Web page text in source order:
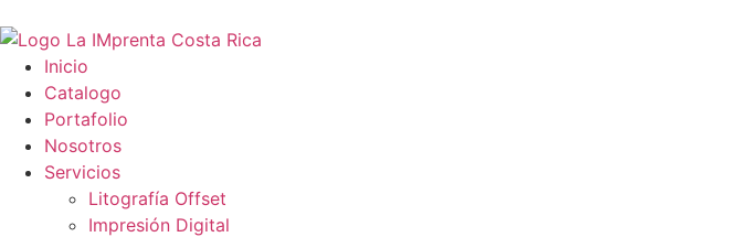
Inicio
Catalogo
Portafolio
Nosotros
Servicios
Litografía Offset
Impresión Digital